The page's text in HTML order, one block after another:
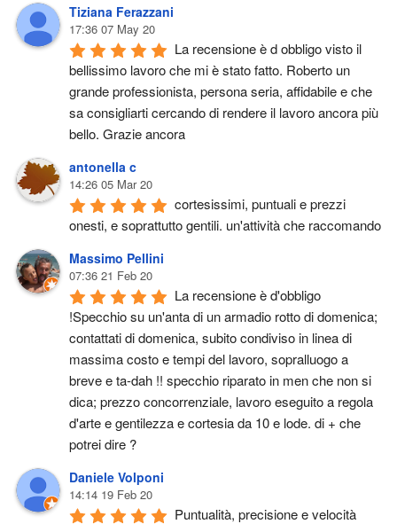
Tiziana Ferazzani
17:36 07 May 20
La recensione è d obbligo visto il
bellissimo lavoro che mi è stato fatto. Roberto un
grande professionista, persona seria, affidabile e che
sa consigliarti cercando di rendere il lavoro ancora più
bello. Grazie ancora
antonella c
14:26 05 Mar 20
cortesissimi, puntuali e prezzi
onesti, e soprattutto gentili. un'attività che raccomando
Massimo Pellini
07:36 21 Feb 20
La recensione è d'obbligo
!Specchio su un'anta di un armadio rotto di domenica;
contattati di domenica, subito condiviso in linea di
massima costo e tempi del lavoro, sopralluogo a
breve e ta-dah !! specchio riparato in men che non si
dica; prezzo concorrenziale, lavoro eseguito a regola
d'arte e gentilezza e cortesia da 10 e lode. di + che
potrei dire ?
Daniele Volponi
14:14 19 Feb 20
Puntualità, precisione e velocità